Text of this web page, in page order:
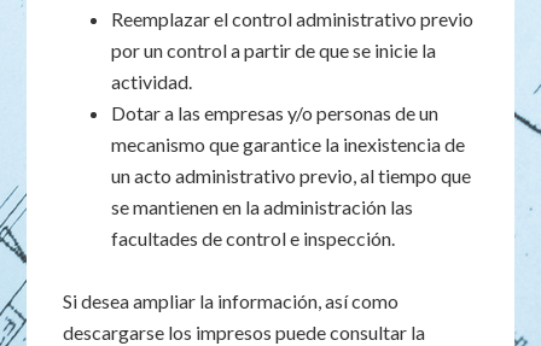
Reemplazar el control administrativo previo
por un control a partir de que se inicie la
actividad.
Dotar a las empresas y/o personas de un
mecanismo que garantice la inexistencia de
un acto administrativo previo, al tiempo que
se mantienen en la administración las
facultades de control e inspección.
Si desea ampliar la información, así como
descargarse los impresos puede consultar la